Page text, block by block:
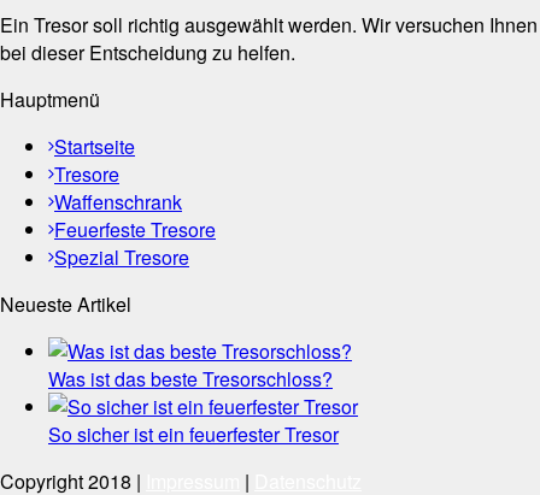
Ein Tresor soll richtig ausgewählt werden. Wir versuchen Ihnen
bei dieser Entscheidung zu helfen.
Hauptmenü
Startseite
Tresore
Waffenschrank
Feuerfeste Tresore
Spezial Tresore
Neueste Artikel
Was ist das beste Tresorschloss?
So sicher ist ein feuerfester Tresor
Copyright 2018 |
|